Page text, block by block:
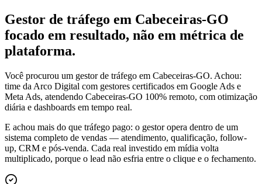
Gestor de tráfego em Cabeceiras-GO
focado em resultado, não em métrica de
plataforma.
Você procurou um gestor de tráfego em Cabeceiras-GO. Achou:
time da Arco Digital com gestores certificados em Google Ads e
Meta Ads, atendendo Cabeceiras-GO 100% remoto, com otimização
diária e dashboards em tempo real.
E achou mais do que tráfego pago: o gestor opera dentro de um
sistema completo de vendas — atendimento, qualificação, follow-
up, CRM e pós-venda. Cada real investido em mídia volta
multiplicado, porque o lead não esfria entre o clique e o fechamento.